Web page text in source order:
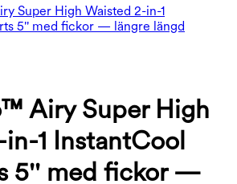
Super High Waisted 2-in-1
5'' med fickor — längre längd
Airy Super High
1 InstantCool
5'' med fickor —